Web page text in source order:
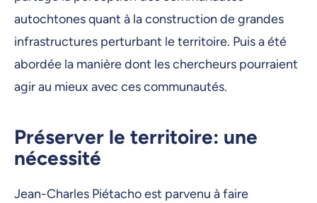
autochtones quant à la construction de grandes
infrastructures perturbant le territoire. Puis a été
abordée la manière dont les chercheurs pourraient
agir au mieux avec ces communautés.
Préserver le territoire: une
nécessité
Jean-Charles Piétacho est parvenu à faire